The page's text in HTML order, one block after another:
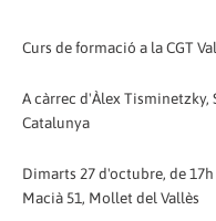
Curs de formació a la CGT
A càrrec d'Àlex Tisminetzky,
Catalunya
Dimarts 27 d'octubre, de
Macià 51, Mollet del Vallès